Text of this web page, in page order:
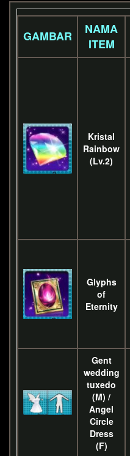
GAMBAR
NAMA
ITEM
Kristal
Rainbow
(Lv.2)
Glyphs
of
Eternity
Gent
wedding
tuxedo
(M) /
Angel
Circle
Dress
(F)